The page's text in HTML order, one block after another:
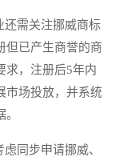
需关注挪威商标
但已产生商誉的商
求，注册后5年内
市场投放，并系统
同步申请挪威、